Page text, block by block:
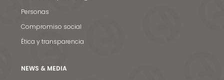
Personas
Compromiso social
Ética y transparencia
NEWS & MEDIA